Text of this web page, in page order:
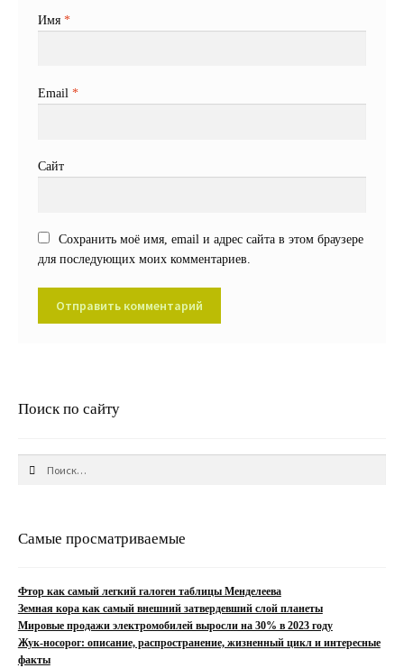
Имя*
Email*
Сайт
Сохранить моё имя, email и адрес сайта в этом браузере
для последующих моих комментариев.
Поиск по сайту
Самые просматриваемые
Фтор как самый легкий галоген таблицы Менделеева
Земная кора как самый внешний затвердевший слой планеты
Мировые продажи электромобилей выросли на 30% в 2023 году
Жук-носорог: описание, распространение, жизненный цикл и интересные
факты